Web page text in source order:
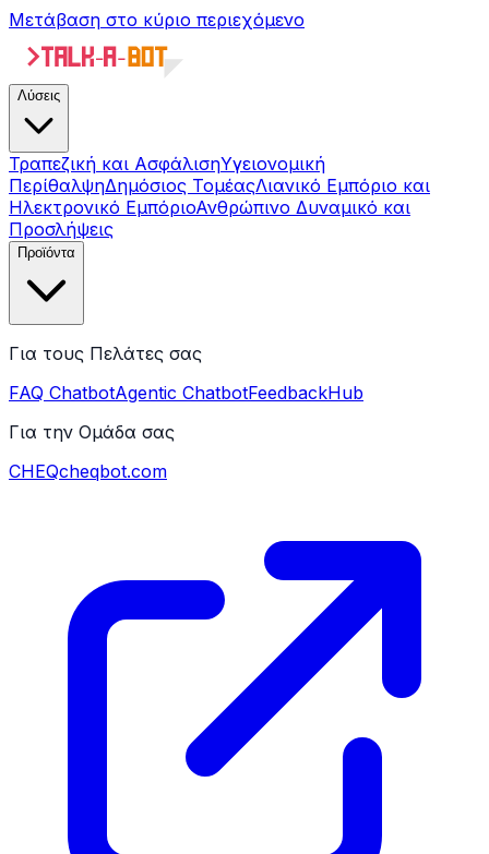
Μετάβαση στο κύριο περιεχόμενο
Λύσεις
Τραπεζική και ΑσφάλισηΥγειονομική
ΠερίθαλψηΔημόσιος ΤομέαςΛιανικό Εμπόριο και
Ηλεκτρονικό ΕμπόριοΑνθρώπινο Δυναμικό και
Προσλήψεις
Προϊόντα
Για τους Πελάτες σας
FAQ ChatbotAgentic ChatbotFeedbackHub
Για την Ομάδα σας
CHEQcheqbot.com